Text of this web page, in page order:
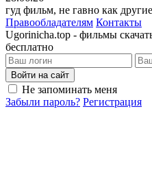
гуд фильм, не гавно как
Правообладателям Контакты
Ugorinicha.top - фильмы
бесплатно
Войти на сайт
Не запоминать меня
Забыли пароль? Регистрация